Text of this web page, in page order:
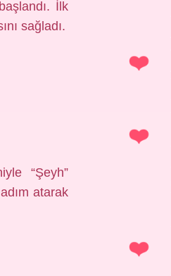
İlk
sağladı.
“Şeyh”
atarak